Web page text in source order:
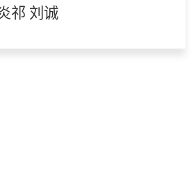
祁 刘诚